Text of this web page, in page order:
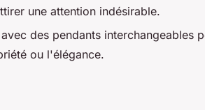
une attention indésirable.
des pendants interchangeables
ou l'élégance.